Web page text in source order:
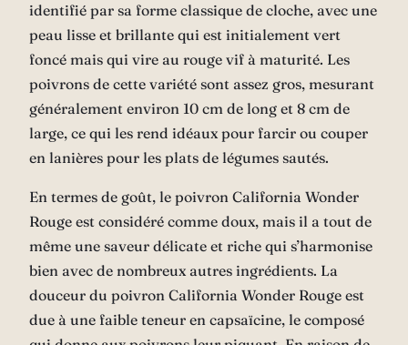
identifié par sa forme classique de cloche, avec une
peau lisse et brillante qui est initialement vert
foncé mais qui vire au rouge vif à maturité. Les
poivrons de cette variété sont assez gros, mesurant
généralement environ 10 cm de long et 8 cm de
large, ce qui les rend idéaux pour farcir ou couper
en lanières pour les plats de légumes sautés.
En termes de goût, le poivron California Wonder
Rouge est considéré comme doux, mais il a tout de
même une saveur délicate et riche qui s’harmonise
bien avec de nombreux autres ingrédients. La
douceur du poivron California Wonder Rouge est
due à une faible teneur en capsaïcine, le composé